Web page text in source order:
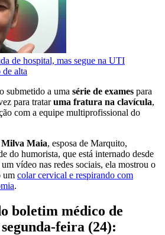
de hospital, mas segue na UTI
de alta
submetido a uma série de exames para
para trataruma fratura na clavícula,
com a equipe multiprofissional do
Milva Maia, esposa de Marquito,
do humorista, que está internado desde
vídeo nas redes sociais, ela mostrou o
um colar cervical e respirando com
.
boletim médico de
feira (24):